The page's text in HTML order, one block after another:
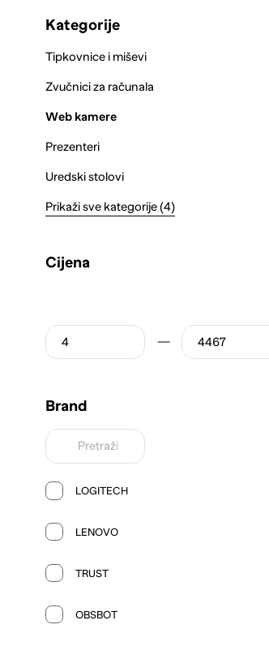
Kategorije
Tipkovnice i miševi
Zvučnici za računala
Web kamere
Prezenteri
Uredski stolovi
Prikaži sve kategorije (4)
Cijena
Brand
LOGITECH
LENOVO
TRUST
OBSBOT